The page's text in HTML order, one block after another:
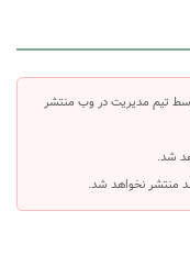
تیم مدیریت در وب منتشر
شد.
منتشر نخواهد شد.